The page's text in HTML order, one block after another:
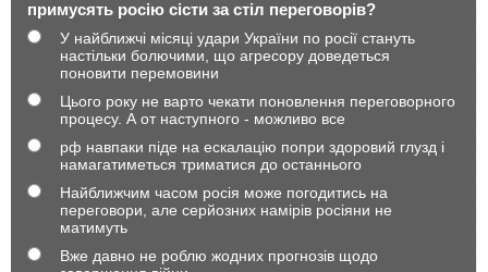
примусять росію сісти за стіл переговорів?
У найближчі місяці удари України по росії стануть
настільки болючими, що агресору доведеться
поновити перемовини
Цього року не варто чекати поновлення переговорного
процесу. А от наступного - можливо все
рф навпаки піде на ескалацію попри здоровий глузд і
намагатиметься триматися до останнього
Найближчим часом росія може погодитись на
переговори, але серйозних намірів росіяни не
матимуть
Вже давно не роблю жодних прогнозів щодо